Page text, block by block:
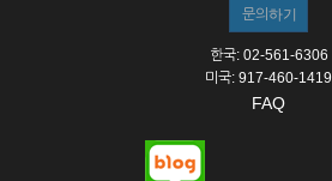
한국: 02-561-6306
미국: 917-460-1419
FAQ